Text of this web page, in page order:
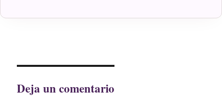
Deja un comentario